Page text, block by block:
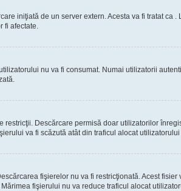
iniţiată de un server extern. Acesta va fi tratat ca
fi afectate.
nu va fi consumat. Numai utilizatorii
restricţii. Descărcare permisă doar utilizatorilor
va fi scăzută atât din traficul alocat
fişierelor nu va fi restricţionată. Acest
fişierului nu va reduce traficul alocat